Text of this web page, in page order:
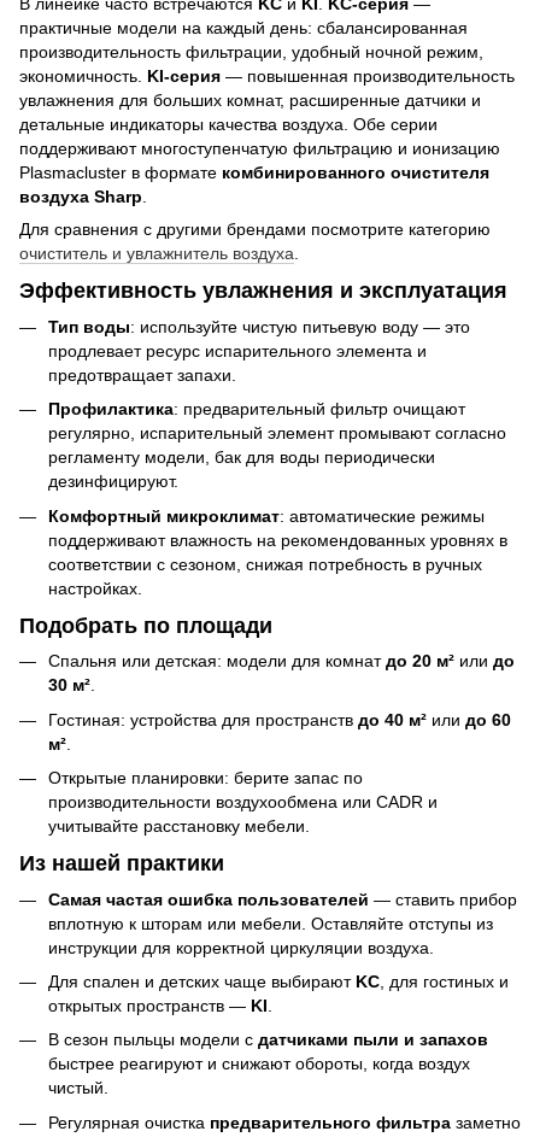
В линейке часто встречаются KC и KI . KC-серия —
практичные модели на каждый день: сбалансированная
производительность фильтрации, удобный ночной режим,
экономичность. KI-серия — повышенная производительность
увлажнения для больших комнат, расширенные датчики и
детальные индикаторы качества воздуха. Обе серии
поддерживают многоступенчатую фильтрацию и ионизацию
Plasmacluster в формате комбинированного очистителя
воздуха Sharp.
Для сравнения с другими брендами посмотрите категорию
очиститель и увлажнитель воздуха.
Эффективность увлажнения и эксплуатация
Тип воды: используйте чистую питьевую воду — это
продлевает ресурс испарительного элемента и
предотвращает запахи.
Профилактика: предварительный фильтр очищают
регулярно, испарительный элемент промывают согласно
регламенту модели, бак для воды периодически
дезинфицируют.
Комфортный микроклимат: автоматические режимы
поддерживают влажность на рекомендованных уровнях в
соответствии с сезоном, снижая потребность в ручных
настройках.
Подобрать по площади
Спальня или детская: модели для комнатдо 20 м² или до
30 м².
Гостиная: устройства для пространств до 40 м² или до 60
м²
Открытые планировки: берите запас по
производительности воздухообмена или CADR и
учитывайте расстановку мебели.
Из нашей практики
Самая частая ошибка пользователей — ставить прибор
вплотную к шторам или мебели. Оставляйте отступы из
инструкции для корректной циркуляции воздуха.
Для спален и детских чаще выбирают KC , для гостиных и
открытых пространств — KI
В сезон пыльцы модели с датчиками пыли и запахов
быстрее реагируют и снижают обороты, когда воздух
чистый.
Регулярная очистка предварительного фильтра заметно